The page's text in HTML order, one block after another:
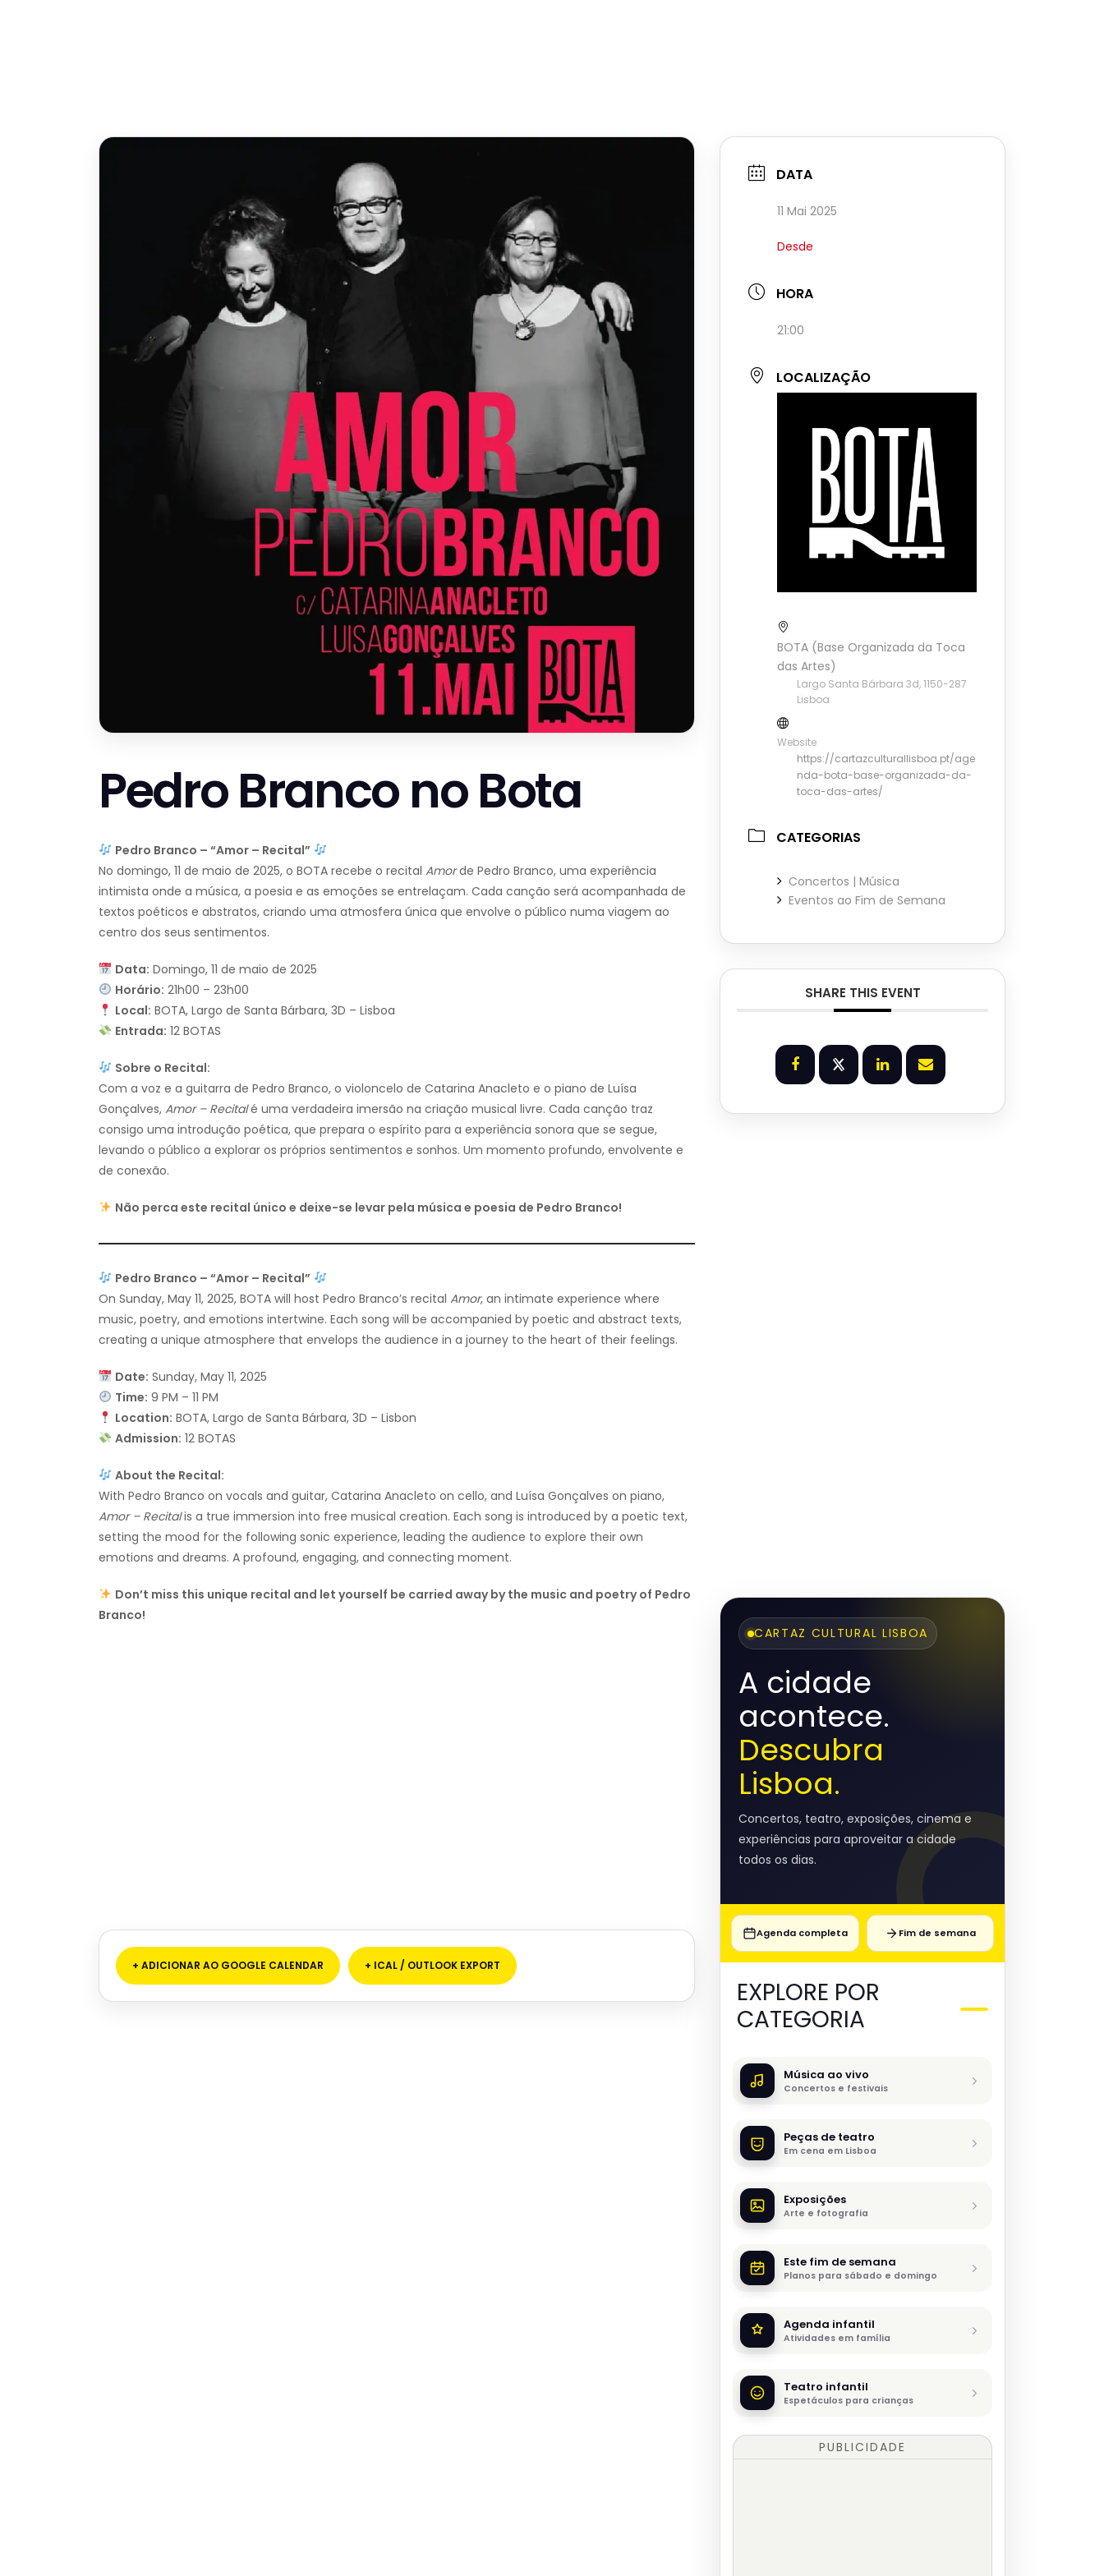
Pedro Branco no Bota
Pedro Branco – “Amor – Recital”
No domingo, 11 de maio de 2025, o BOTA recebe o recital Amorde Pedro Branco, uma experiência
intimista onde a música, a poesia e as emoções se entrelaçam. Cada canção será acompanhada de
textos poéticos e abstratos, criando uma atmosfera única que envolve o público numa viagem ao
centro dos seus sentimentos.
Data: Domingo, 11 de maio de 2025
Horário: 21h00 – 23h00
Local: BOTA, Largo de Santa Bárbara, 3D – Lisboa
Entrada: 12 BOTAS
Sobre o Recital:
Com a voz e a guitarra de Pedro Branco, o violoncelo de Catarina Anacleto e o piano de Luísa
Gonçalves, Amor – Recitalé uma verdadeira imersão na criação musical livre. Cada canção traz
consigo uma introdução poética, que prepara o espírito para a experiência sonora que se segue,
levando o público a explorar os próprios sentimentos e sonhos. Um momento profundo, envolvente e
de conexão.
Não perca este recital único e deixe-se levar pela música e poesia de Pedro Branco!
Pedro Branco – “Amor – Recital”
On Sunday, May 11, 2025, BOTA will host Pedro Branco’s recital Amor, an intimate experience where
music, poetry, and emotions intertwine. Each song will be accompanied by poetic and abstract texts,
creating a unique atmosphere that envelops the audience in a journey to the heart of their feelings.
Date: Sunday, May 11, 2025
Time: 9 PM – 11 PM
Location: BOTA, Largo de Santa Bárbara, 3D – Lisbon
Admission: 12 BOTAS
About the Recital:
With Pedro Branco on vocals and guitar, Catarina Anacleto on cello, and Luísa Gonçalves on piano,
Amor – Recitalis a true immersion into free musical creation. Each song is introduced by a poetic text,
setting the mood for the following sonic experience, leading the audience to explore their own
emotions and dreams. A profound, engaging, and connecting moment.
Don’t miss this unique recital and let yourself be carried away by the music and poetry of Pedro
Branco!
+ ADICIONAR AO GOOGLE CALENDAR + ICAL / OUTLOOK EXPORT
DATA
11 Mai 2025
Desde
HORA
21:00
LOCALIZAÇÃO
BOTA (Base Organizada da Toca
das Artes)
Largo Santa Bárbara 3d, 1150-287
Lisboa
Website
https://cartazculturallisboa.pt/age
nda-bota-base-organizada-da-
toca-das-artes/
CATEGORIAS
Concertos | Música
Eventos ao Fim de Semana
SHARE THIS EVENT
CARTAZ CULTURAL LISBOA
A cidade
acontece.
Descubra
Lisboa.
Concertos, teatro, exposições, cinema e
experiências para aproveitar a cidade
todos os dias.
Agenda completa Fim de semana
EXPLORE POR
CATEGORIA
Música ao vivo
Concertos e festivais
Peças de teatro
Em cena em Lisboa
Exposições
Arte e fotografia
Este fim de semana
Planos para sábado e domingo
Agenda infantil
Atividades em família
Teatro infantil
Espetáculos para crianças
PUBLICIDADE